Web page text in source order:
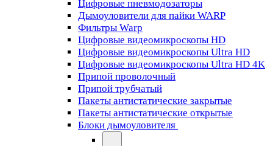
Цифровые пневмодозаторы
Дымоуловители для пайки WARP
Фильтры Warp
Цифровые видеомикроскопы HD
Цифровые видеомикроскопы Ultra HD
Цифровые видеомикроскопы Ultra HD 4K
Припой проволочный
Припой трубчатый
Пакеты антистатические закрытые
Пакеты антистатические открытые
Блоки дымоуловителя